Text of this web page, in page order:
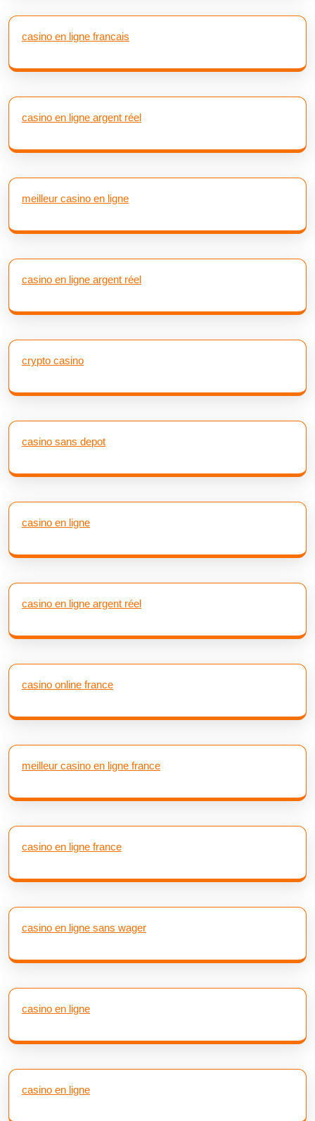
casino en ligne francais
casino en ligne argent réel
meilleur casino en ligne
casino en ligne argent réel
crypto casino
casino sans depot
casino en ligne
casino en ligne argent réel
casino online france
meilleur casino en ligne france
casino en ligne france
casino en ligne sans wager
casino en ligne
casino en ligne